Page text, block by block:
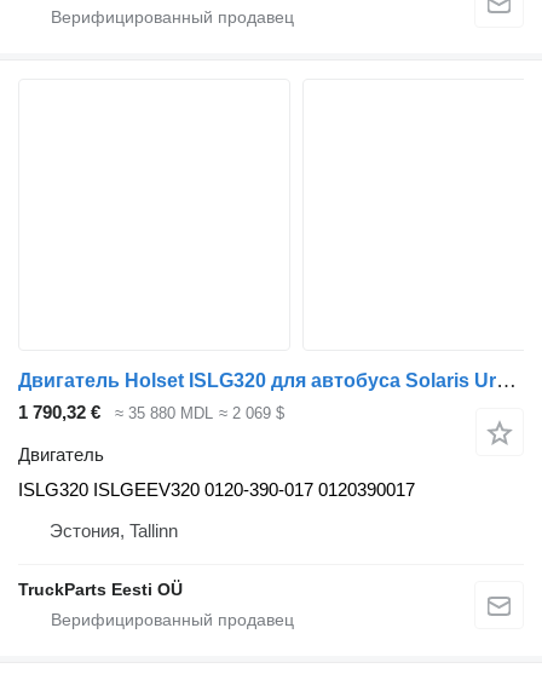
Двигатель Holset ISLG320 для автобуса Solaris Urbino, Alpino, Vacanza (1999-)
1 790,32 € ≈ 35 880 MDL ≈ 2 069 $
Двигатель
ISLG320 ISLGEEV320 0120-390-017 0120390017
Эстония, Tallinn
TruckParts Eesti OÜ